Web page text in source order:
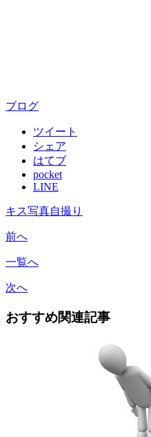
ブログ
ツイート
シェア
はてブ
pocket
LINE
キス写真自撮り
前へ
一覧へ
次へ
おすすめ関連記事